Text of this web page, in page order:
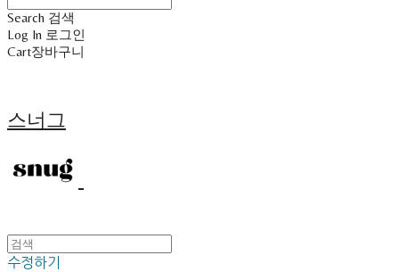
Search 검색
Log In 로그인
Cart장바구니
스너그
수정하기